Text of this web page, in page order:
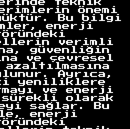
teknik
önemi
Bu bilgi
enerji
verimli
güvenliğin
ve çevresel
Ayrıca,
yeniliklere
ve enerji
olarak
sağlar. Bu
enerji